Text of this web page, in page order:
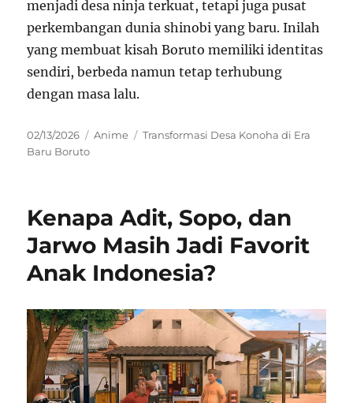
menjadi desa ninja terkuat, tetapi juga pusat
perkembangan dunia shinobi yang baru. Inilah
yang membuat kisah Boruto memiliki identitas
sendiri, berbeda namun tetap terhubung
dengan masa lalu.
Posted
on
02/13/2026 Categories
Anime Tags
Transformasi Desa Konoha di Era
Baru Boruto
Kenapa Adit, Sopo, dan
Jarwo Masih Jadi Favorit
Anak Indonesia?